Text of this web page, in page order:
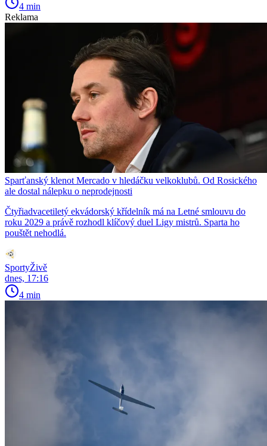
4 min
Reklama
Sparťanský klenot Mercado v hledáčku velkoklubů. Od Rosického
ale dostal nálepku o neprodejnosti
Čtyřiadvacetiletý ekvádorský křídelník má na Letné smlouvu do
roku 2029 a právě rozhodl klíčový duel Ligy mistrů. Sparta ho
pouštět nehodlá.
SportyŽivě
dnes, 17:16
4 min